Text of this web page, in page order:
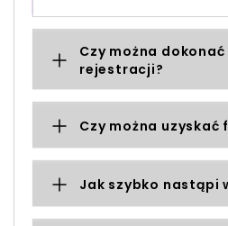
Czy można
rejestracji?
Czy można uzyskać
Jak szybko nastąpi